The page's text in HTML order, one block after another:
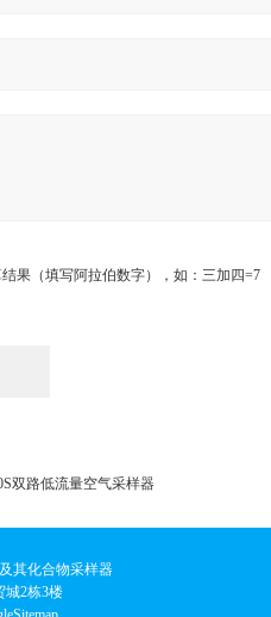
果（填写阿拉伯数字），如：三加四=7
双路低流量空气采样器
其化合物采样器
城2栋3楼